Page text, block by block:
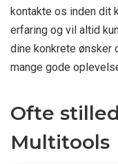
kontakte os inden dit
erfaring og vil altid
dine konkrete ønsker
mange gode
Ofte
Multitools